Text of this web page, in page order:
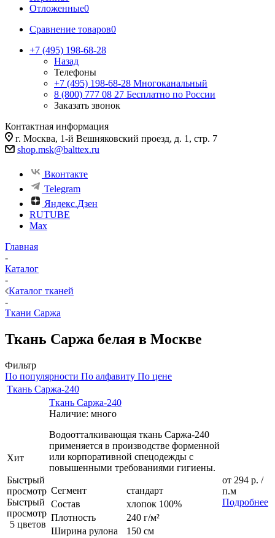
Отложенные0
Сравнение товаров0
+7 (495) 198-68-28
Назад
Телефоны
+7 (495) 198-68-28 Многоканальный
8 (800) 777 08 27 Бесплатно по России
Заказать звонок
Контактная информация
г. Москва, 1-й Вешняковский проезд, д. 1, стр. 7
shop.msk@balttex.ru
Вконтакте
Telegram
Яндекс.Дзен
RUTUBE
Max
Главная
-
Каталог
-
Каталог тканей
-
Ткани Саржа
Ткань Саржа белая в Москве
Фильтр
По популярности По алфавиту По цене
Ткань Саржа-240
Хит
Быстрый
просмотр
Быстрый
просмотр
5 цветов
Ткань Саржа-240
Наличие: много
Водоотталкивающая ткань Саржа-240
применяется в производстве форменной
или корпоративной спецодежды с
повышенными требованиями гигиены.
Сегмент
стандарт
Состав
хлопок 100%
Плотность
240 г/м²
Ширина рулона
150 см
от 294 р. /
п.м
Подробнее